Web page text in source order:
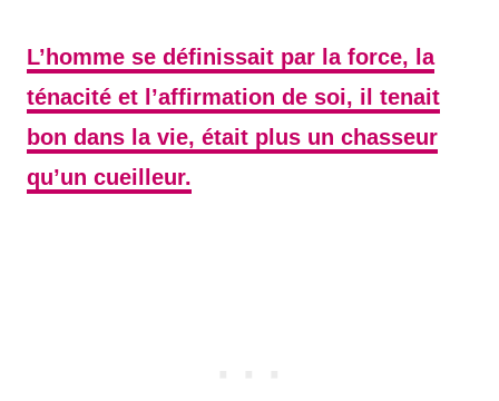
L’homme se définissait par la force, la
ténacité et l’affirmation de soi, il tenait
bon dans la vie, était plus un chasseur
qu’un cueilleur.